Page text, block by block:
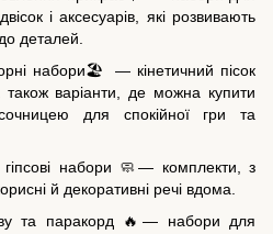
і аксесуарів, які розвивають
деталей.
набори🏖️ — кінетичний пісок
варіанти, де можна купити
для спокійної гри та
гіпсові набори 🧼— комплекти, з
й декоративні речі вдома.
та паракорд 🔥— набори для